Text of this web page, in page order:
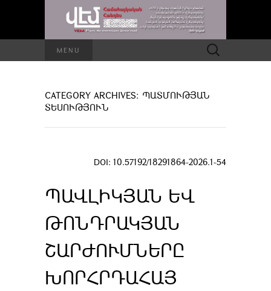
MENU Որոնել՝
CATEGORY ARCHIVES: ՊԱՏՄՈՒԹՅԱՆ
ՏԵՍՈՒԹՅՈՒՆ
DOI: 10.57192/18291864-2026.1-54
ՊԱՎԼԻԿՅԱՆ ԵՎ
ԹՈՆԴՐԱԿՅԱՆ
ՇԱՐԺՈՒՄՆԵՐԸ
ԽՈՐՀՐԴԱՀԱՅ